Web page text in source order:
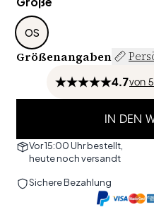
OS
Größenangaben
4.7von
IN DEN
Vor 15:00 Uhr bestellt,
heute noch versandt
Sichere Bezahlung